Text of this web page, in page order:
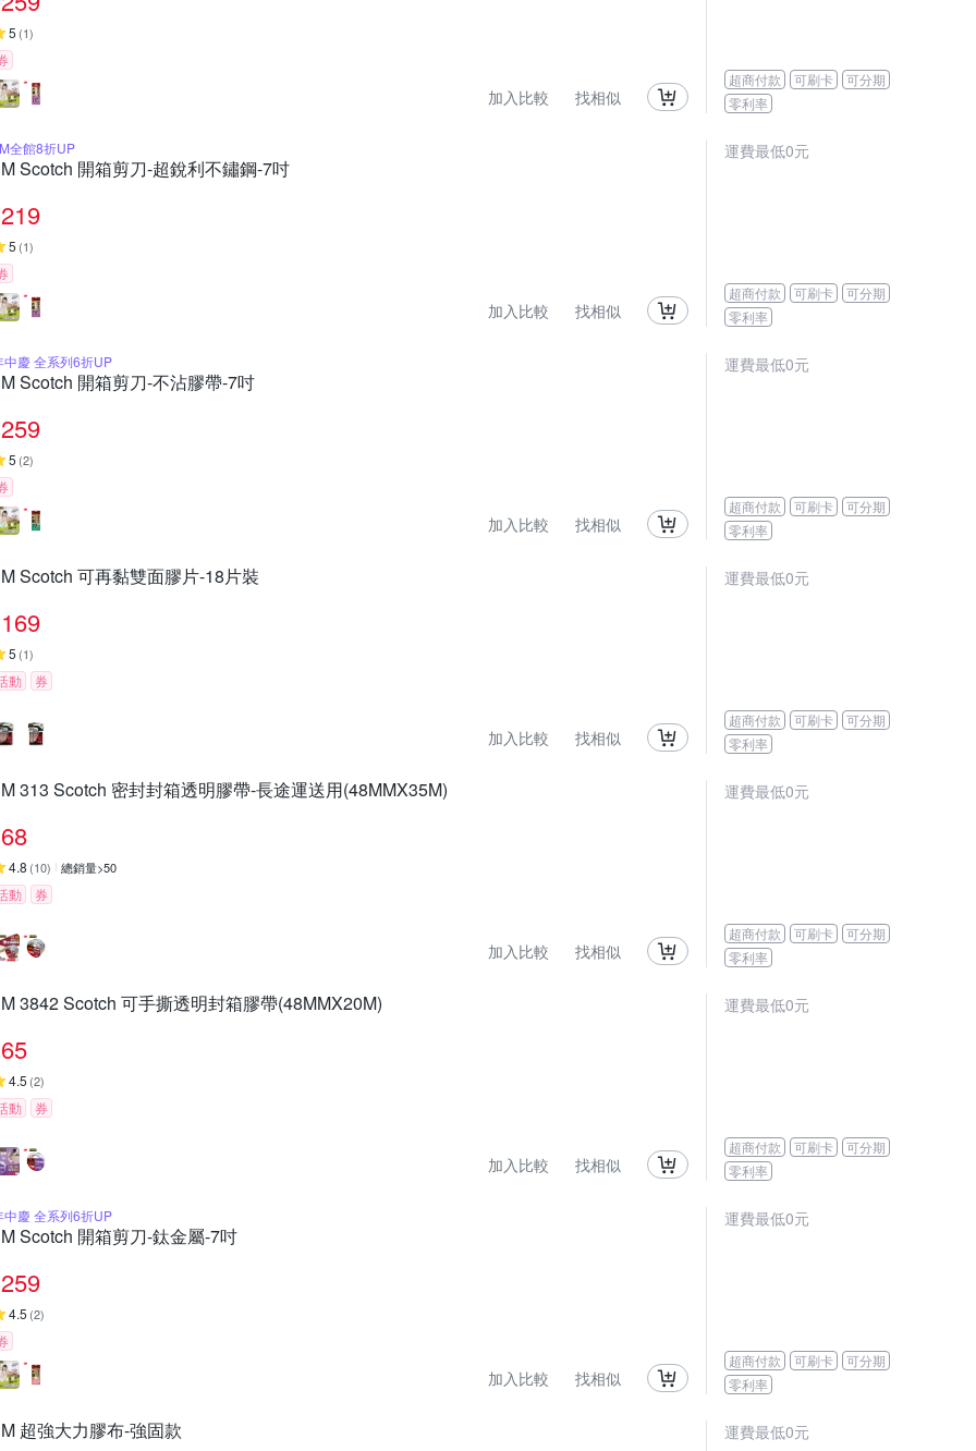
5 (1)
加入比較 找相似
超商付款 可刷卡
可分期
零利率
全館8折UP
Scotch 開箱剪刀-超銳利不鏽鋼-7吋
219
5 (1)
加入比較 找相似
運費最低0元
超商付款 可刷卡
可分期
零利率
中慶 全系列6折UP
Scotch 開箱剪刀-不沾膠帶-7吋
259
5 (2)
加入比較 找相似
運費最低0元
超商付款 可刷卡
可分期
零利率
Scotch 可再黏雙面膠片-18片裝
169
5 (1)
動 券
加入比較 找相似
運費最低0元
超商付款 可刷卡
可分期
零利率
313 Scotch 密封封箱透明膠帶-長途運送用(48MMX35M)
68
4.8 (10) 總銷量>50
動 券
加入比較 找相似
運費最低0元
超商付款 可刷卡
可分期
零利率
3842 Scotch 可手撕透明封箱膠帶(48MMX20M)
65
4.5 (2)
動 券
加入比較 找相似
運費最低0元
超商付款 可刷卡
可分期
零利率
中慶 全系列6折UP
Scotch 開箱剪刀-鈦金屬-7吋
259
4.5 (2)
加入比較 找相似
運費最低0元
超商付款 可刷卡
可分期
零利率
超強大力膠布-強固款 運費最低0元